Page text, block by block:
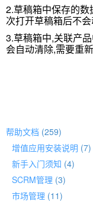
2.草稿箱中保存的
次打开草稿箱后不
3.草稿箱中,关联产
会自动清除,需要重
帮助文档 (259)
增值应用安装说明 (7)
新手入门须知 (4)
SCRM管理 (3)
市场管理 (11)